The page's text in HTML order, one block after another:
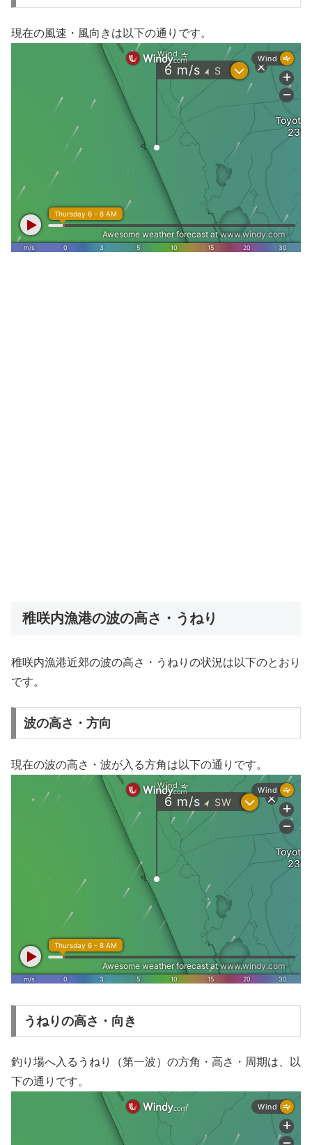
現在の風速・風向きは以下の通りです。
稚咲内漁港の波の高さ・うねり
稚咲内漁港近郊の波の高さ・うねりの状況は以下のとおり
です。
波の高さ・方向
現在の波の高さ・波が入る方角は以下の通りです。
うねりの高さ・向き
釣り場へ入るうねり（第一波）の方角・高さ・周期は、以
下の通りです。